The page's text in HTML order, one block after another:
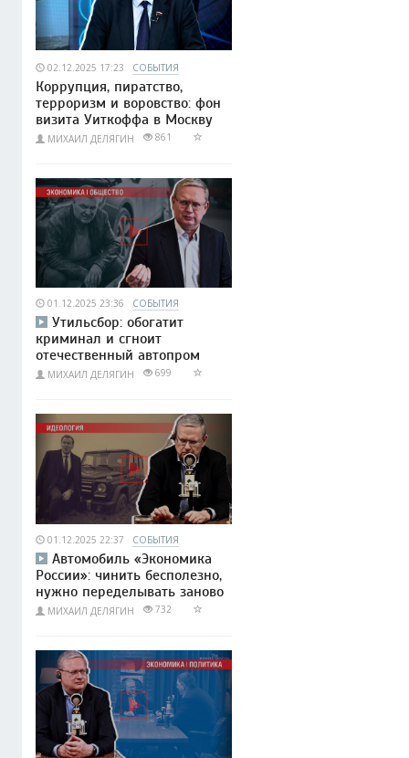
02.12.2025 17:23 СОБЫТИЯ
Коррупция, пиратство,
терроризм и воровство: фон
визита Уиткоффа в Москву
МИХАИЛ ДЕЛЯГИН 861
01.12.2025 23:36 СОБЫТИЯ
Утильсбор: обогатит
криминал и сгноит
отечественный автопром
МИХАИЛ ДЕЛЯГИН 699
01.12.2025 22:37 СОБЫТИЯ
Автомобиль «Экономика
России»: чинить бесполезно,
нужно переделывать заново
МИХАИЛ ДЕЛЯГИН 732